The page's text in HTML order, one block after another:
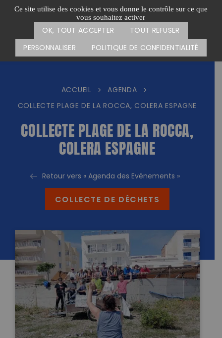
Ce site utilise des cookies et vous donne le contrôle sur ce que
vous souhaitez activer
OK, TOUT ACCEPTER
TOUT REFUSER
PERSONNALISER
POLITIQUE DE CONFIDENTIALITÉ
Passer
Menu
CARTE DES ACTIONS FAIRE UN DON
ACCUEIL > AGENDA
>
COLLECTE PLAGE DE LA ROCCA, COLERA ESPAGNE
COLLECTE PLAGE DE LA ROCCA,
COLERA ESPAGNE
Retour vers « Agenda des Evénements »
COLLECTE DE DÉCHETS